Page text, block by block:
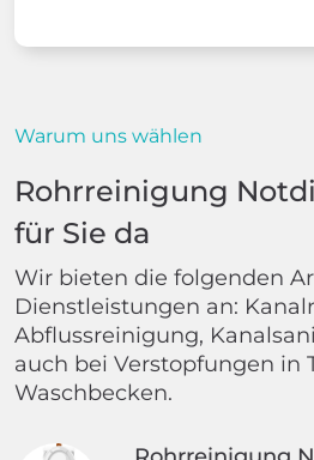
Warum uns wählen
Rohrreinigung
für Sie da
Wir bieten die folgenden
Dienstleistungen an:
Abflussreinigung,
auch bei Verstopfungen in
Waschbecken.